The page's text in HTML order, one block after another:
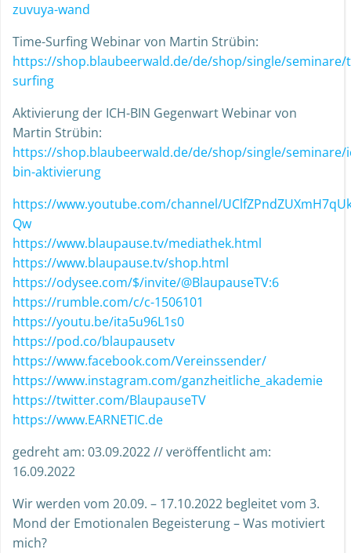
zuvuya-wand
Time-Surfing Webinar von Martin Strübin:
https://shop.blaubeerwald.de/de/shop/single/seminare/
surfing
Aktivierung der ICH-BIN Gegenwart Webinar von
Martin Strübin:
https://shop.blaubeerwald.de/de/shop/single/seminare/
bin-aktivierung
https://www.youtube.com/channel/
Qw
https://www.blaupause.tv/mediathek.html
https://www.blaupause.tv/shop.html
https://odysee.com/$/invite/@BlaupauseTV:6
https://rumble.com/c/c-1506101
https://youtu.be/ita5u96L1s0
https://pod.co/blaupausetv
https://www.facebook.com/Vereinssender/
https://www.instagram.com/ganzheitliche_akademie
https://twitter.com/BlaupauseTV
https://www.EARNETIC.de
gedreht am: 03.09.2022 // veröffentlicht am:
16.09.2022
Wir werden vom 20.09. – 17.10.2022 begleitet vom 3.
Mond der Emotionalen Begeisterung – Was motiviert
mich?